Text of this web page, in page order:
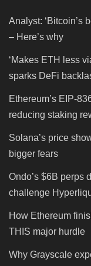
Analyst: ‘Bitcoin’s
– Here’s why
‘Makes ETH less
sparks DeFi
Ethereum’s EIP-
reducing staking
Solana’s price
bigger fears
Ondo’s $6B perps
challenge
How Ethereum
THIS major hurdle
Why Grayscale